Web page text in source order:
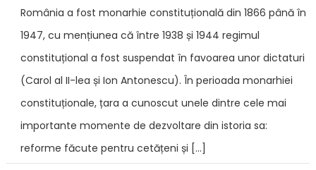
România a fost monarhie constituțională din 1866 până în
1947, cu mențiunea că între 1938 și 1944 regimul
constituțional a fost suspendat în favoarea unor dictaturi
(Carol al II-lea și Ion Antonescu). În perioada monarhiei
constituționale, țara a cunoscut unele dintre cele mai
importante momente de dezvoltare din istoria sa:
reforme făcute pentru cetățeni și […]